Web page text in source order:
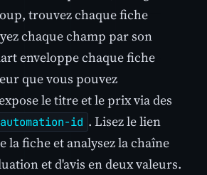
trouvez chaque fiche
chaque champ par son
enveloppe chaque fiche
que vous pouvez
le titre et le prix via des
id . Lisez le lien
la fiche et analysez la chaîne
et d'avis en deux valeurs.